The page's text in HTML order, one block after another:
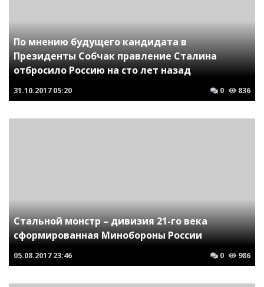
По мнению будущего кандидата в
Президенты Собчак правление Сталина
отбросило Россию на сто лет назад
31.10.2017 05:20 0 836
Стальной монстр – дивизия 21-го века
сформированная Минобороны России
05.08.2017 23:46 0 986